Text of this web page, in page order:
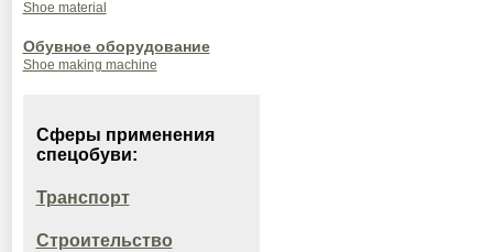
Shoe material
Обувное оборудование
Shoe making machine
Сферы применения
спецобуви:
Транспорт
Строительство